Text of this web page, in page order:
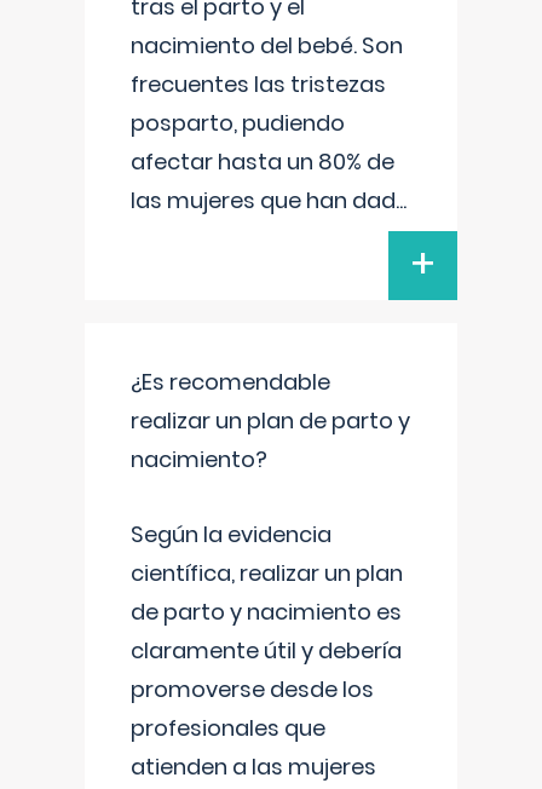
tras el parto y el
nacimiento del bebé. Son
frecuentes las tristezas
posparto, pudiendo
afectar hasta un 80% de
las mujeres que han dad...
+
¿Es recomendable
realizar un plan de parto y
nacimiento?
Según la evidencia
científica, realizar un plan
de parto y nacimiento es
claramente útil y debería
promoverse desde los
profesionales que
atienden a las mujeres